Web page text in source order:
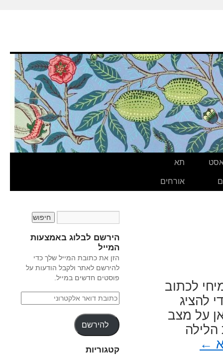
תא
אורחים
לכתוב
להציג
על מצב
הלילה
←
הירשם לבלוג באמצעות
המייל
הזן את כתובת המייל שלך כדי
להירשם לאתר ולקבל הודעות על
פוסטים חדשים במייל.
להירשם
קטגוריות